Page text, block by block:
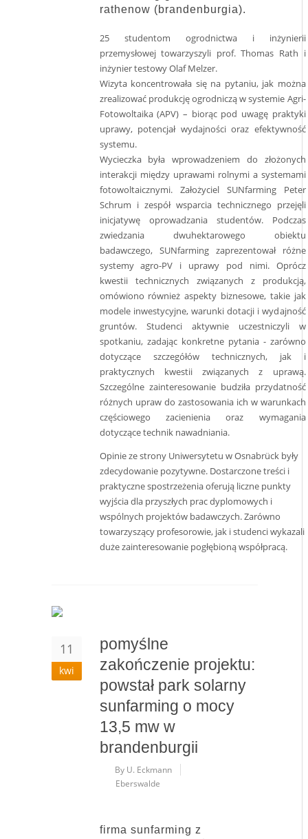
rathenow (brandenburgia).
25 studentom ogrodnictwa i inżynierii
przemysłowej towarzyszyli prof. Thomas Rath i
inżynier testowy Olaf Melzer.
Wizyta koncentrowała się na pytaniu, jak można
zrealizować produkcję ogrodniczą w systemie Agri-
Fotowoltaika (APV) – biorąc pod uwagę praktyki
uprawy, potencjał wydajności oraz efektywność
systemu.
Wycieczka była wprowadzeniem do złożonych
interakcji między uprawami rolnymi a systemami
fotowoltaicznymi. Założyciel SUNfarming Peter
Schrum i zespół wsparcia technicznego przejęli
inicjatywę oprowadzania studentów. Podczas
zwiedzania dwuhektarowego obiektu
badawczego, SUNfarming zaprezentował różne
systemy agro-PV i uprawy pod nimi. Oprócz
kwestii technicznych związanych z produkcją,
omówiono również aspekty biznesowe, takie jak
modele inwestycyjne, warunki dotacji i wydajność
gruntów. Studenci aktywnie uczestniczyli w
spotkaniu, zadając konkretne pytania - zarówno
dotyczące szczegółów technicznych, jak i
praktycznych kwestii związanych z uprawą.
Szczególne zainteresowanie budziła przydatność
różnych upraw do zastosowania ich w warunkach
częściowego zacienienia oraz wymagania
dotyczące technik nawadniania.
Opinie ze strony Uniwersytetu w Osnabrück były
zdecydowanie pozytywne. Dostarczone treści i
praktyczne spostrzeżenia oferują liczne punkty
wyjścia dla przyszłych prac dyplomowych i
wspólnych projektów badawczych. Zarówno
towarzyszący profesorowie, jak i studenci wykazali
duże zainteresowanie pogłębioną współpracą.
11
kwi
pomyślne
zakończenie projektu:
powstał park solarny
sunfarming o mocy
13,5 mw w
brandenburgii
By U. Eckmann
Eberswalde
firma sunfarming z